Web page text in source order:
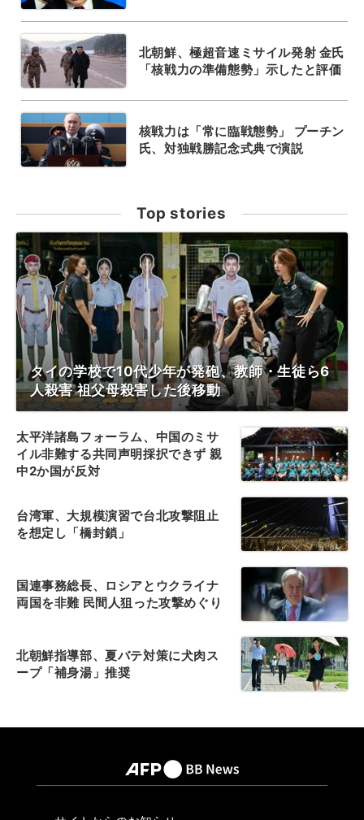
北朝鮮、極超音速ミサイル発射 金氏
「核戦力の準備態勢」示したと評価
核戦力は「常に臨戦態勢」 プーチン
氏、対独戦勝記念式典で演説
Top stories
タイの学校で10代少年が発砲、教師・生徒ら6
人殺害 祖父母殺害した後移動
太平洋諸島フォーラム、中国のミサ
イル非難する共同声明採択できず 親
中2か国が反対
台湾軍、大規模演習で台北攻撃阻止
を想定し「橋封鎖」
国連事務総長、ロシアとウクライナ
両国を非難 民間人狙った攻撃めぐり
北朝鮮指導部、夏バテ対策に犬肉ス
ープ「補身湯」推奨